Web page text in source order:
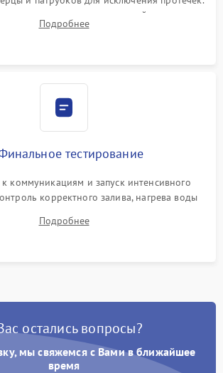
хомутов гидравлической системы,
и установка датчика поплавка.
Подробнее
тестирование
коммуникациям и запуск интенсивного
корректного залива, нагрева воды
отсутствия посторонних шумов,
и абсолютной сухости в поддоне.
Подробнее
остались вопросы?
мы свяжемся с Вами в ближайшее
время